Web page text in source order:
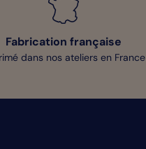
Fabrication française
dans nos ateliers en France